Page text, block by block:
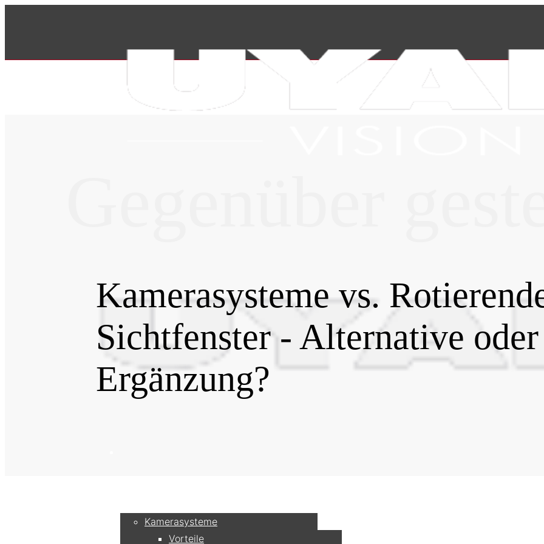
Kamerasysteme
Vorteile
Kamerasysteme vs.
Sichtfenster - Alternative oder
Ergänzung?